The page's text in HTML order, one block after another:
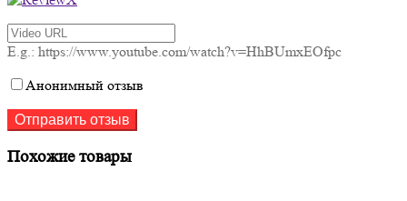
E.g.: https://www.youtube.com/watch?v=HhBUmxEOfpc
Анонимный отзыв
Похожие товары